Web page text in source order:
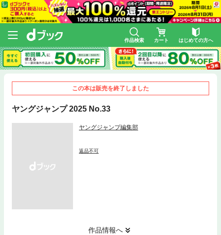
作品検索 カート はじめての方へ
この本は販売を終了しました
ヤングジャンプ 2025 No.33
ヤングジャンプ編集部
返品不可
作品情報へ